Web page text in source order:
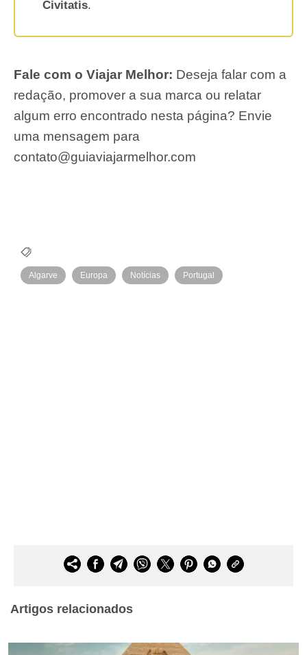
Civitatis.
Fale com o Viajar Melhor: Deseja falar com a
redação, promover a sua marca ou relatar
algum erro encontrado nesta página? Envie
uma mensagem para
contato@guiaviajarmelhor.com
Algarve Europa Notícias Portugal
Artigos relacionados